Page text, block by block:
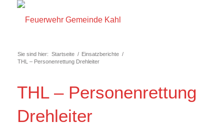
Sie sind hier: Startseite / Einsatzberichte /
THL – Personenrettung Drehleiter
THL – Personenrettung
Drehleiter